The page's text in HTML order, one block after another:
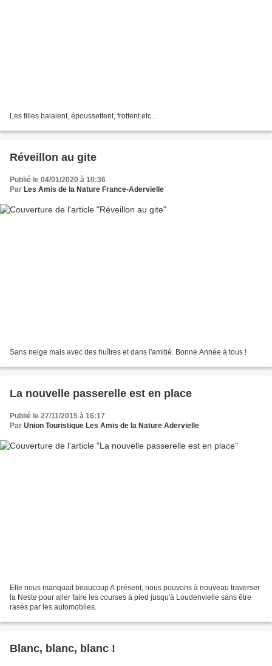
Les filles balaient, époussettent, frottent etc...
Réveillon au gite
Publié le 04/01/2020 à 10:36
Par Les Amis de la Nature France-Adervielle
Sans neige mais avec des huîtres et dans l'amitié. Bonne Année à tous !
La nouvelle passerelle est en place
Publié le 27/11/2015 à 16:17
Par Union Touristique Les Amis de la Nature Adervielle
Elle nous manquait beaucoup A présent, nous pouvons à nouveau traverser
la Neste pour aller faire les courses à pied jusqu'à Loudenvielle sans être
rasés par les automobiles.
Blanc, blanc, blanc !